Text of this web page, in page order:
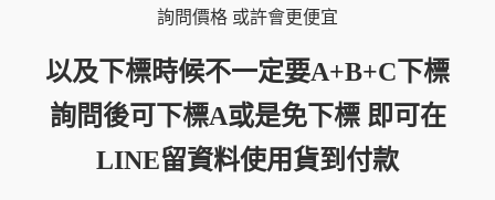
詢問價格 或許會更便宜
以及下標時候不一定要A+B+C下標
詢問後可下標A或是免下標 即可在
LINE留資料使用貨到付款